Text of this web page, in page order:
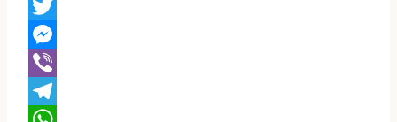
X
Twitter
Messenger
Viber